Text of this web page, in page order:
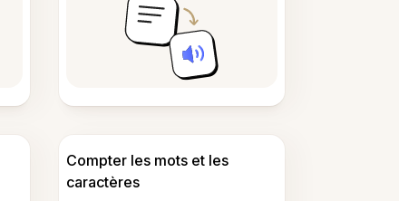
Compter les mots et les
caractères